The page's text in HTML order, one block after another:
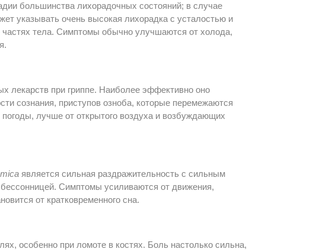
большинства лихорадочных состояний; в случае
указывать очень высокая лихорадка с усталостью и
тела. Симптомы обычно улучшаются от холода,
лекарств при гриппе. Наиболее эффективно оно
сознания, приступов озноба, которые перемежаются
лучше от открытого воздуха и возбуждающих
является сильная раздражительность с сильным
Симптомы усиливаются от движения,
от кратковременного сна.
особенно при ломоте в костях. Боль настолько сильна,